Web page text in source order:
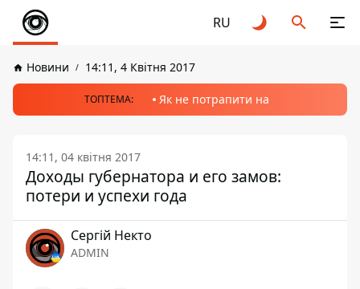
RU
Новини 14:11, 4 Квітня 2017
ТОПТЕМА: Як не потрапити на
14:11, 04 квітня 2017
Доходы губернатора и его замов:
потери и успехи года
Сергій Некто
ADMIN